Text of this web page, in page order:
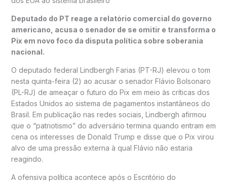
Deputado do PT reage a relatório comercial do governo
americano, acusa o senador de se omitir e transforma o
Pix em novo foco da disputa política sobre soberania
nacional.
O deputado federal Lindbergh Farias (PT-RJ) elevou o tom
nesta quinta-feira (2) ao acusar o senador Flávio Bolsonaro
(PL-RJ) de ameaçar o futuro do Pix em meio às críticas dos
Estados Unidos ao sistema de pagamentos instantâneos do
Brasil. Em publicação nas redes sociais, Lindbergh afirmou
que o “patriotismo” do adversário termina quando entram em
cena os interesses de Donald Trump e disse que o Pix virou
alvo de uma pressão externa à qual Flávio não estaria
reagindo.
A ofensiva política acontece após o Escritório do